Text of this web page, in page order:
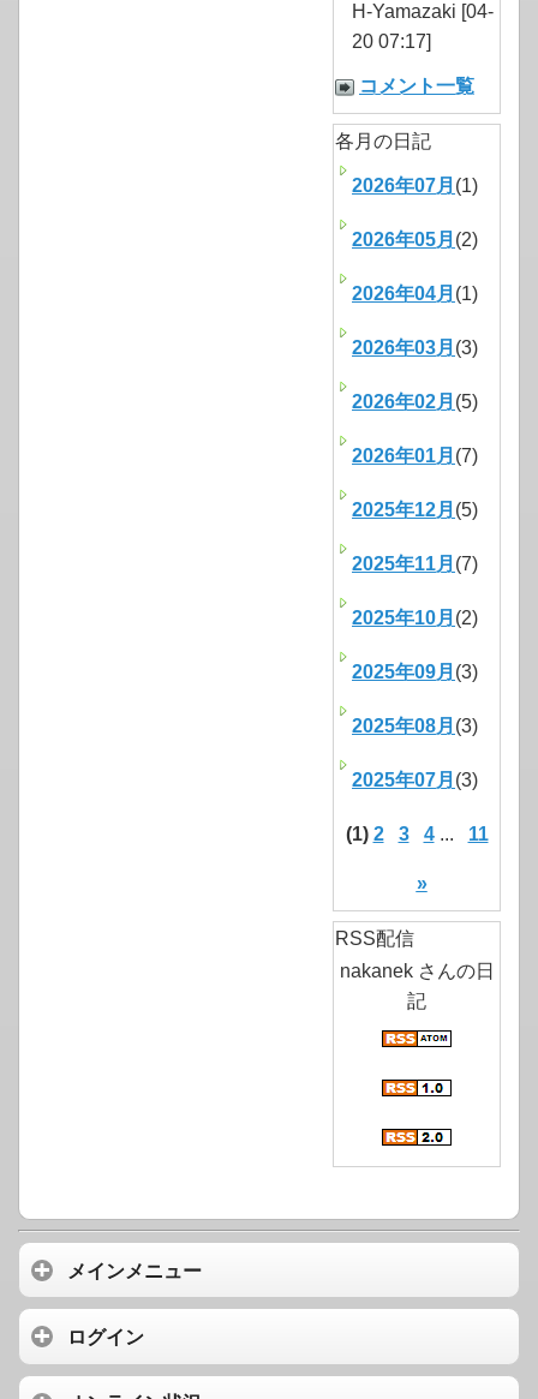
H-Yamazaki [04-
20 07:17]
コメント一覧
各月の日記
2026年07月 (1)
2026年05月 (2)
2026年04月 (1)
2026年03月 (3)
2026年02月 (5)
2026年01月 (7)
2025年12月 (5)
2025年11月 (7)
2025年10月 (2)
2025年09月 (3)
2025年08月 (3)
2025年07月 (3)
(1) 2 3 4... 11
»
RSS配信
nakanek さんの日
記
メインメニュー
ログイン